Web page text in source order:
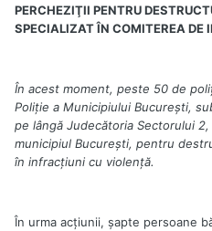
PERCHEZIŢII PENTRU
SPECIALIZAT ÎN COMITEREA DE
În acest moment, peste 50 de
Poliție a Municipiului Bucureşti,
pe lângă Judecătoria Sectorului
municipiul Bucureşti, pentru
în infracţiuni cu violenţă.
În urma acţiunii, şapte persoane